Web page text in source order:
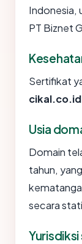
Indonesia,
PT Biznet
Sertifikat
cikal.co.id
Usia
Domain
tahun,
secara